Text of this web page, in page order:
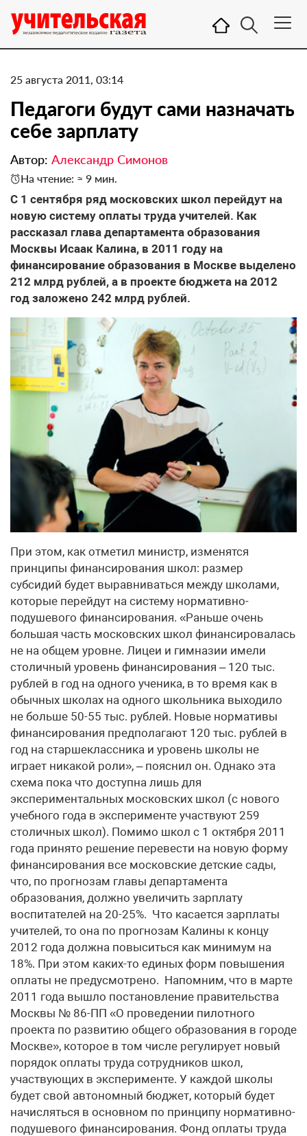
25 августа 2011, 03:14
Педагоги будут сами назначать
себе зарплату
Автор: Александр Симонов
На чтение: ≈ 9 мин.
С 1 сентября ряд московских школ перейдут на
новую систему оплаты труда учителей. Как
рассказал глава департамента образования
Москвы Исаак Калина, в 2011 году на
финансирование образования в Москве выделено
212 млрд рублей, а в проекте бюджета на 2012
год заложено 242 млрд рублей.
При этом, как отметил министр, изменятся
принципы финансирования школ: размер
субсидий будет выравниваться между школами,
которые перейдут на систему нормативно-
подушевого финансирования. «Раньше очень
большая часть московских школ финансировалась
не на общем уровне. Лицеи и гимназии имели
столичный уровень финансирования – 120 тыс.
рублей в год на одного ученика, в то время как в
обычных школах на одного школьника выходило
не больше 50-55 тыс. рублей. Новые нормативы
финансирования предполагают 120 тыс. рублей в
год на старшеклассника и уровень школы не
играет никакой роли», – пояснил он. Однако эта
схема пока что доступна лишь для
экспериментальных московских школ (с нового
учебного года в эксперименте участвуют 259
столичных школ). Помимо школ с 1 октября 2011
года принято решение перевести на новую форму
финансирования все московские детские сады,
что, по прогнозам главы департамента
образования, должно увеличить зарплату
воспитателей на 20-25%. Что касается зарплаты
учителей, то она по прогнозам Калины к концу
2012 года должна повыситься как минимум на
18%. При этом каких-то единых форм повышения
оплаты не предусмотрено. Напомним, что в марте
2011 года вышло постановление правительства
Москвы № 86-ПП «О проведении пилотного
проекта по развитию общего образования в городе
Москве», которое в том числе регулирует новый
порядок оплаты труда сотрудников школ,
участвующих в эксперименте. У каждой школы
будет свой автономный бюджет, который будет
начисляться в основном по принципу нормативно-
подушевого финансирования. Фонд оплаты труда